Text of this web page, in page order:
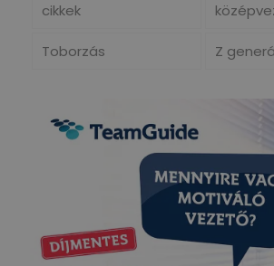
cikkek
Toborzás Z